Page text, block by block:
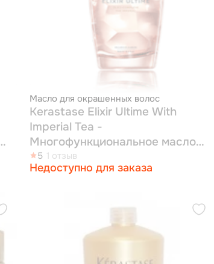
Масло для окрашенных волос
Kerastase Elixir Ultime With
Imperial Tea -
Многофункциональное масло
для окрашенных волос 100 мл
5 1 отзыв
Недоступно для заказа